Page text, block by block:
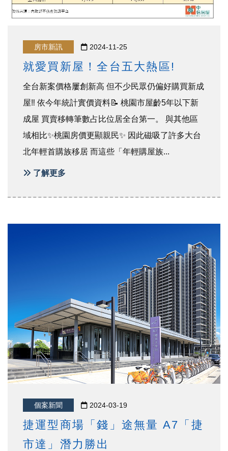
房市新訊 2024-11-25
就愛買新屋！全台五大熱區!
全台新案價格屢創新高 但不少民眾仍偏好購買新成
屋‼️ 依今年統計實價資料📝 桃園市屋齡5年以下新
成屋 買賣移轉筆數占比位居全台第一。 與其他區
域相比✨桃園房價更顯親民✨ 因此磁吸了許多大台
北年輕首購族移居 而這些「年輕購屋族...
了解更多
個案新聞 2024-03-19
捷運型商場「錢」途無量 A7「捷
市達」潛力勝出